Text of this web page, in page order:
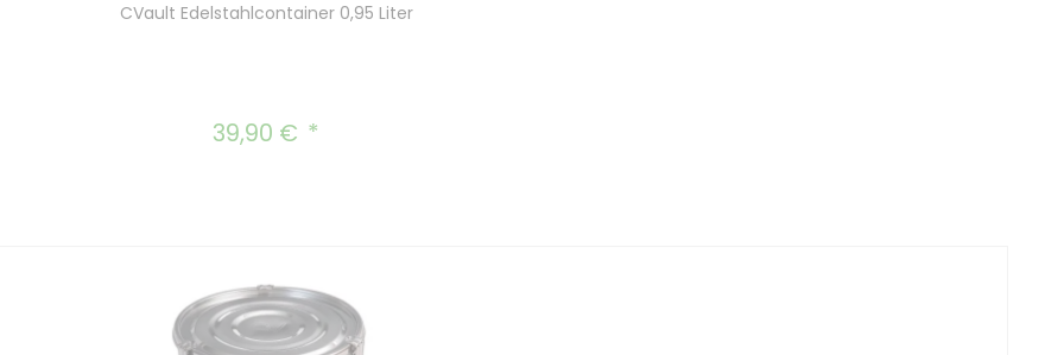
CVault Edelstahlcontainer 0,95 Liter
Regulärer Preis:
39,90 €